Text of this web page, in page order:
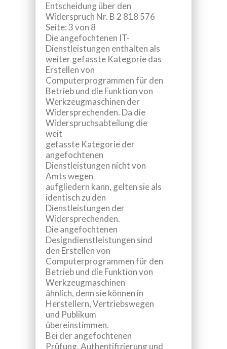
Entscheidung über den
Widerspruch Nr. B 2 818 576
Seite: 3 von 8
Die angefochtenen IT-
Dienstleistungen enthalten als
weiter gefasste Kategorie das
Erstellen von
Computerprogrammen für den
Betrieb und die Funktion von
Werkzeugmaschinen der
Widersprechenden. Da die
Widerspruchsabteilung die
weit
gefasste Kategorie der
angefochtenen
Dienstleistungen nicht von
Amts wegen
aufgliedern kann, gelten sie als
identisch zu den
Dienstleistungen der
Widersprechenden.
Die angefochtenen
Designdienstleistungen sind
den Erstellen von
Computerprogrammen für den
Betrieb und die Funktion von
Werkzeugmaschinen
ähnlich, denn sie können in
Herstellern, Vertriebswegen
und Publikum
übereinstimmen.
Bei der angefochtenen
Prüfung, Authentifizierung und